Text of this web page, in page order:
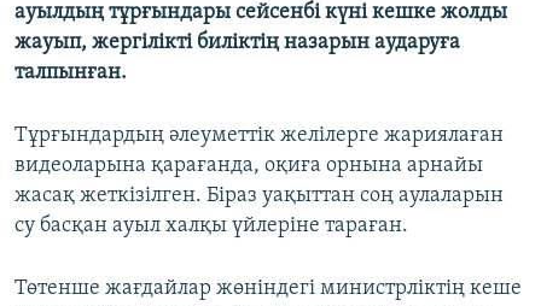
ауылдың тұрғындары сейсенбі күні кешке жолды
жауып, жергілікті биліктің назарын аударуға
талпынған.
Тұрғындардың әлеуметтік желілерге жариялаған
видеоларына қарағанда, оқиға орнына арнайы
жасақ жеткізілген. Біраз уақыттан соң аулаларын
су басқан ауыл халқы үйлеріне тараған.
Төтенше жағдайлар жөніндегі министрліктің кеше